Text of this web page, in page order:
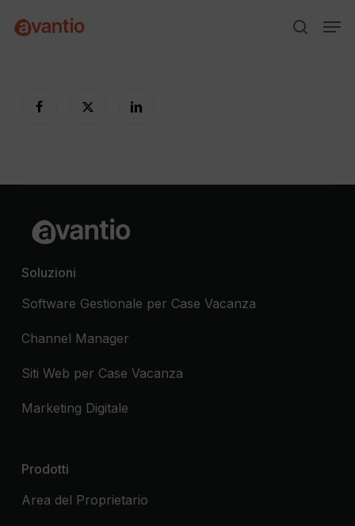
search
Soluzioni
Software Gestionale per Case Vacanza
Channel Manager
Siti Web per Case Vacanza
Marketing Digitale
Prodotti
Area del Proprietario